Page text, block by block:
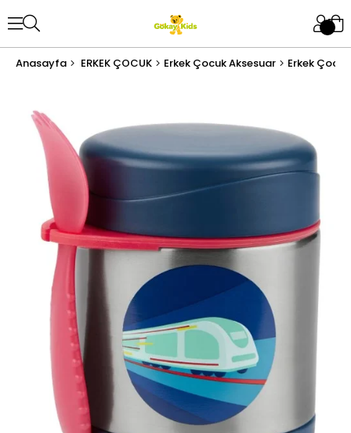
Anasayfa ERKEK ÇOCUK Erkek Çocuk Aksesuar Erkek